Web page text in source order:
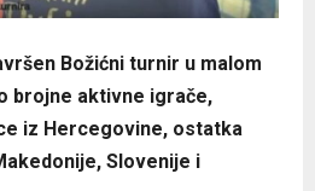
Božićni turnir u malom
brojne aktivne igrače,
iz Hercegovine, ostatka
Slovenije i